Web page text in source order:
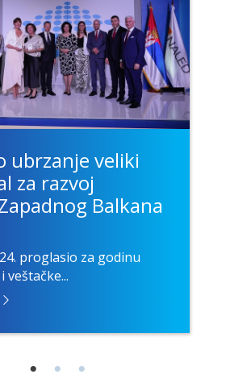
ubrzanje veliki
za razvoj
Balkana
proglasio za godinu
veštačke...